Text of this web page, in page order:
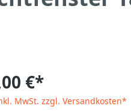
€*
MwSt. zzgl. Versandkosten*